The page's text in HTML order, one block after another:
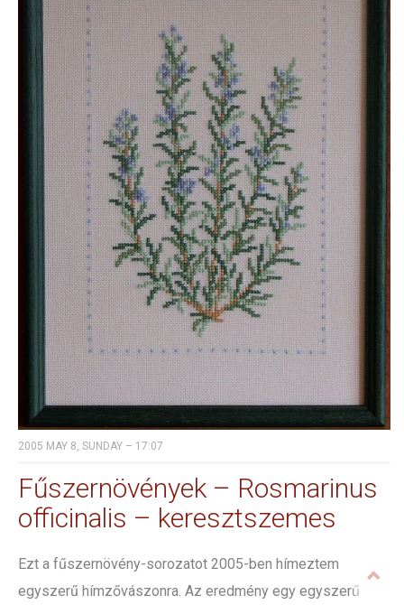
2005 MAY 8, SUNDAY – 17:07
Fűszernövények – Rosmarinus
officinalis – keresztszemes
Ezt a fűszernövény-sorozatot 2005-ben hímeztem
egyszerű hímzővászonra. Az eredmény egy egyszerű